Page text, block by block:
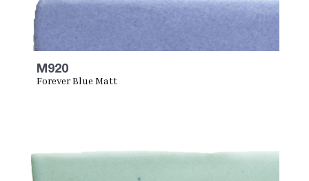
M920
Forever Blue Matt